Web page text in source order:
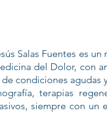
Salas Fuentes es
del Dolor, con
de condiciones
terapias
siempre con un